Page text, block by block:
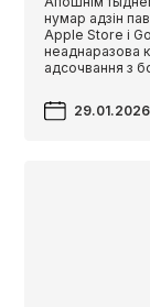
нумар адзін
Apple Store і
неаднаразова
адсочвання з
29.01.2026